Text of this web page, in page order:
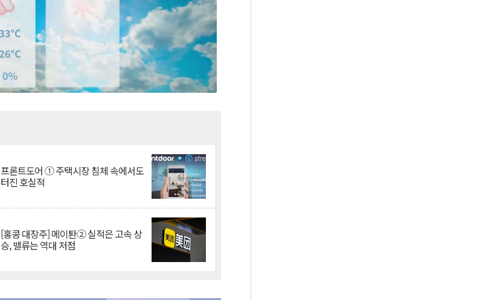
프론트도어 ① 주택시장 침체 속에서도
터진 호실적
[홍콩 대장주] 메이퇀② 실적은 고속 상
승, 밸류는 역대 저점